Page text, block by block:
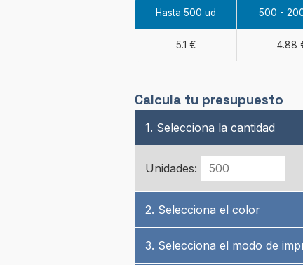
Hasta 500 ud 500 -
5.1 € 4.88
Calcula tu presupuesto
1. Selecciona la cantidad
Unidades:
2. Selecciona el color
3. Selecciona el modo de